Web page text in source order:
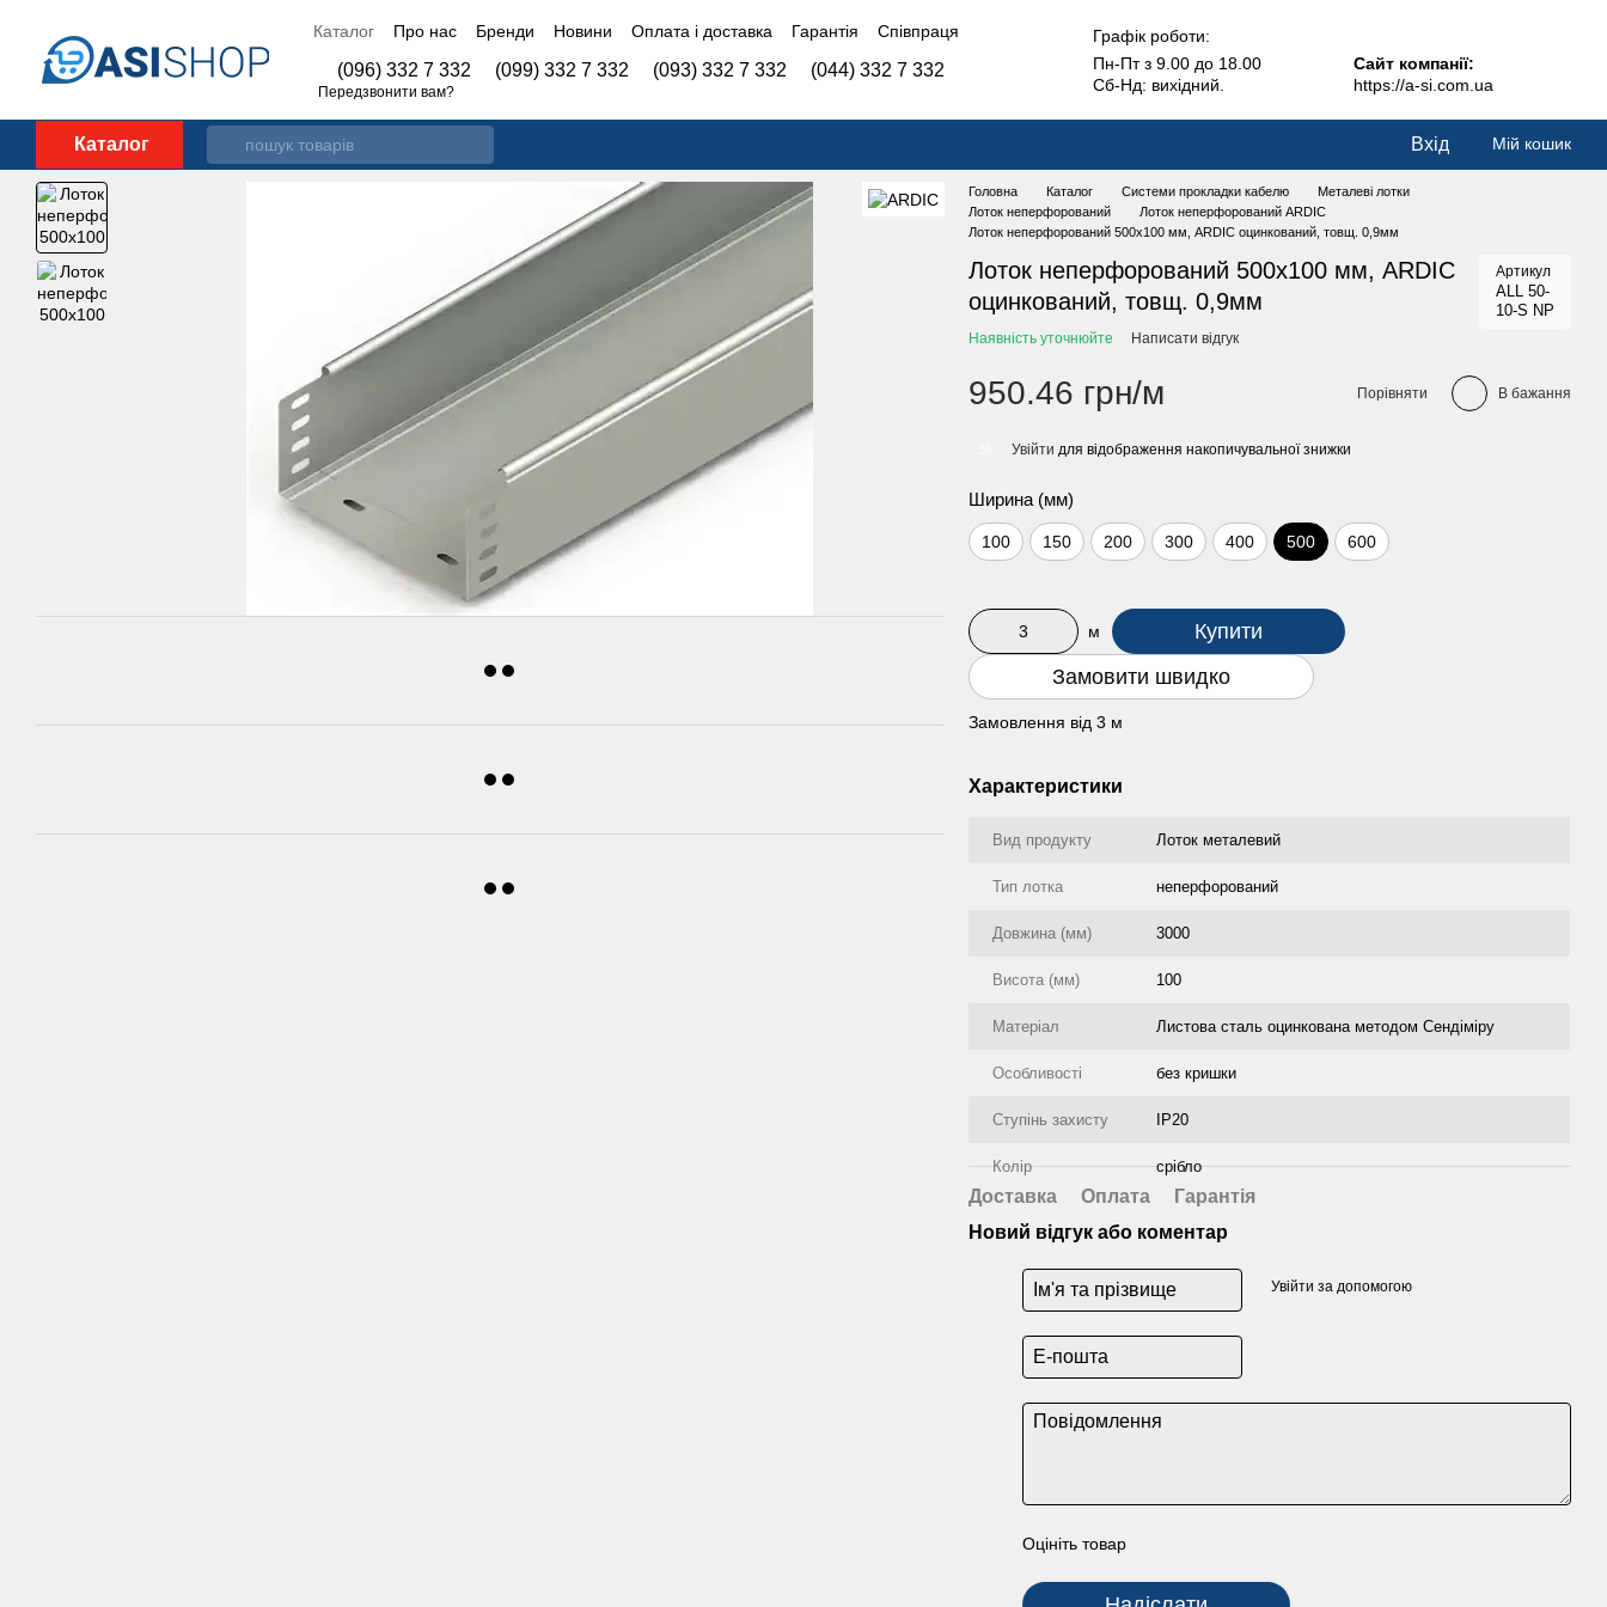
Каталог Про нас Бренди Новини Оплата і доставка Гарантія
Співпраця
(096) 332 7 332 (099) 332 7 332 (093) 332 7 332 (044) 332 7 332
Передзвонити вам?
Графік роботи:
Пн-Пт з 9.00 до 18.00
Сб-Нд: вихідний.
Сайт компанії:
https://a-si.com.ua
Каталог Вхід Мій кошик
Головна Каталог Системи прокладки кабелю
Металеві лотки
Лоток неперфорований
Лоток неперфорований ARDIC
Лоток неперфорований 500х100 мм, ARDIC оцинкований, товщ. 0,9мм
Лоток неперфорований 500х100 мм, ARDIC
оцинкований, товщ. 0,9мм
Артикул
ALL 50-
10-S NP
Наявність уточнюйте Написати відгук
950.46 грн/м Порівняти В бажання
Увійти для відображення накопичувальної знижки
Ширина (мм)
100 150 200 300 400 500 600
м
Купити
Замовити швидко
Замовлення від 3 м
Характеристики
Вид продукту Лоток металевий
Тип лотка неперфорований
Довжина (мм) 3000
Висота (мм) 100
Матеріал Листова сталь оцинкована методом Сендіміру
Особливості без кришки
Ступінь захисту IP20
Колір срібло
Доставка Оплата
Гарантія
Новий відгук або коментар
Увійти за допомогою
Оцініть товар